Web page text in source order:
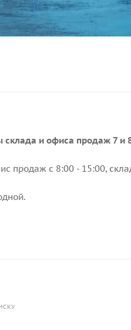
склада и офиса продаж 7 и
продаж с 8:00 - 15:00,